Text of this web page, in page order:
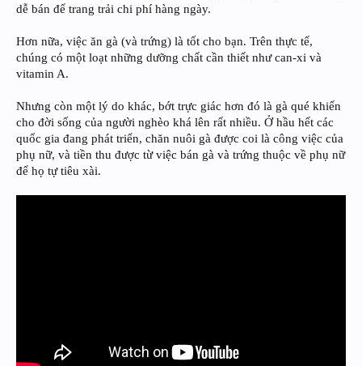
dễ bán để trang trải chi phí hàng ngày.
Hơn nữa, việc ăn gà (và trứng) là tốt cho bạn. Trên thực tế,
chúng có một loạt những dưỡng chất cần thiết như can-xi và
vitamin A.
Nhưng còn một lý do khác, bớt trực giác hơn đó là gà qué khiến
cho đời sống của người nghèo khá lên rất nhiều. Ở hầu hết các
quốc gia đang phát triển, chăn nuôi gà được coi là công việc của
phụ nữ, và tiền thu được từ việc bán gà và trứng thuộc về phụ nữ
để họ tự tiêu xài.